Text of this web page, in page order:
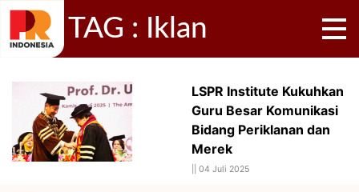
TAG : Iklan
LSPR Institute Kukuhkan
Guru Besar Komunikasi
Bidang Periklanan dan
Merek
04 Juli 2025